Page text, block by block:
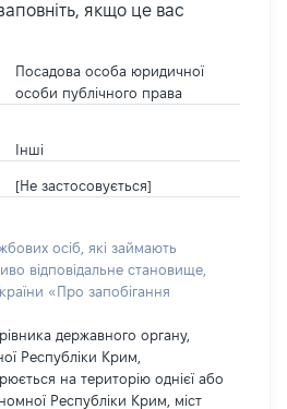
якщо це вас
Посадова особа юридичної
особи публічного права
Інші
[Не застосовується]
осіб, які займають
відповідальне становище,
«Про запобігання
державного органу,
Республіки Крим,
на територію однієї або
Республіки Крим, міст